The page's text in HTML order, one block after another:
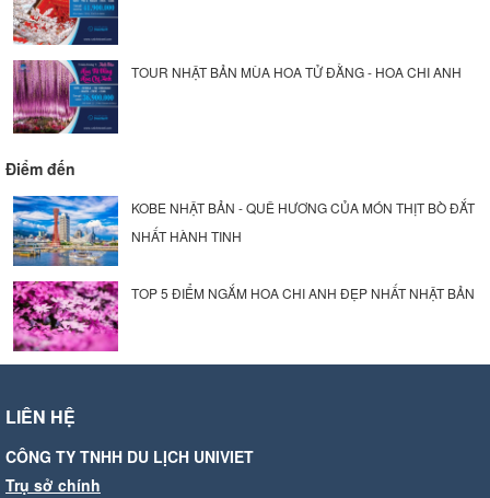
TOUR NHẬT BẢN MÙA HOA TỬ ĐẰNG - HOA CHI ANH
Điểm đến
KOBE NHẬT BẢN - QUÊ HƯƠNG CỦA MÓN THỊT BÒ ĐẮT
NHẤT HÀNH TINH
TOP 5 ĐIỂM NGẮM HOA CHI ANH ĐẸP NHẤT NHẬT BẢN
LIÊN HỆ
CÔNG TY TNHH DU LỊCH UNIVIET
Trụ sở chính